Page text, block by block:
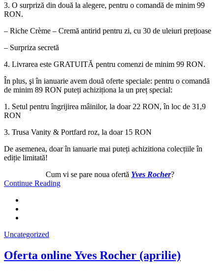
3. O surpriză din două la alegere, pentru o comandă de minim 99
RON.
– Riche Crème – Cremă antirid pentru zi, cu 30 de uleiuri prețioase
– Surpriza secretă
4. Livrarea este GRATUITĂ pentru comenzi de minim 99 RON.
În plus, şi în ianuarie avem două oferte speciale: pentru o comandă
de minim 89 RON puteți achiziționa la un preț special:
1. Setul pentru îngrijirea mâinilor, la doar 22 RON, în loc de 31,9
RON
3. Trusa Vanity & Portfard roz, la doar 15 RON
De asemenea, doar în ianuarie mai puteți achizitiona colecțiile în
ediție limitată!
Cum vi se pare noua ofertă Yves Rocher?
Continue Reading
Uncategorized
Oferta online Yves Rocher (aprilie)